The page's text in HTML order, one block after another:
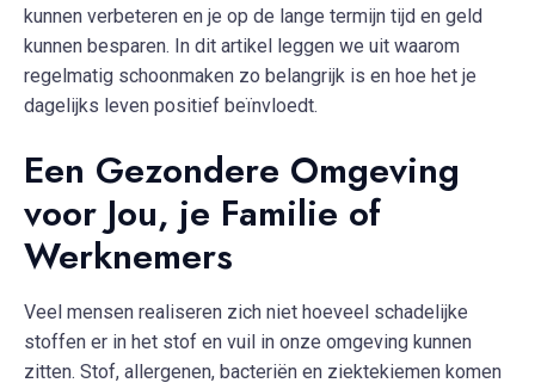
kunnen verbeteren en je op de lange termijn tijd en geld
kunnen besparen. In dit artikel leggen we uit waarom
regelmatig schoonmaken zo belangrijk is en hoe het je
dagelijks leven positief beïnvloedt.
Een Gezondere Omgeving
voor Jou, je Familie of
Werknemers
Veel mensen realiseren zich niet hoeveel schadelijke
stoffen er in het stof en vuil in onze omgeving kunnen
zitten. Stof, allergenen, bacteriën en ziektekiemen komen